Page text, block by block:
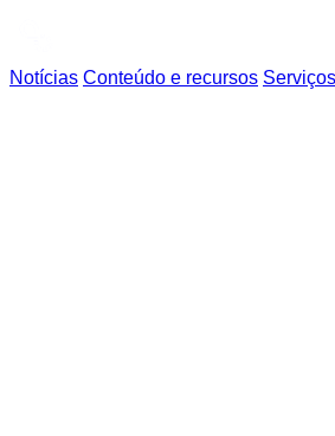
Notícias Conteúdo e recursos Serviços